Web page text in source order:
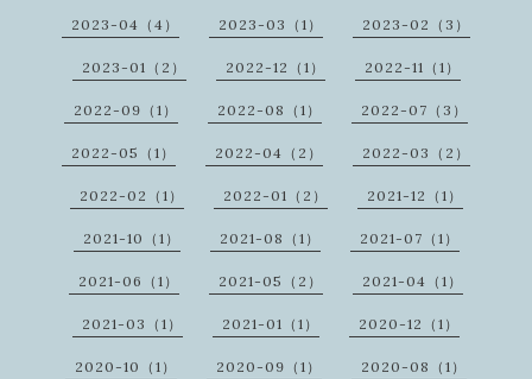
2023-04（4） 2023-03（1） 2023-02（3）
2023-01（2） 2022-12（1） 2022-11（1）
2022-09（1） 2022-08（1） 2022-07（3）
2022-05（1） 2022-04（2） 2022-03（2）
2022-02（1） 2022-01（2） 2021-12（1）
2021-10（1） 2021-08（1） 2021-07（1）
2021-06（1） 2021-05（2） 2021-04（1）
2021-03（1） 2021-01（1） 2020-12（1）
2020-10（1） 2020-09（1） 2020-08（1）